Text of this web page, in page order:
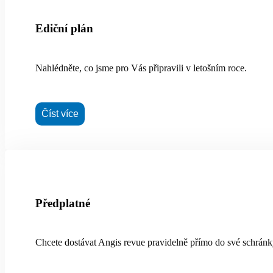
Ediční plán
Nahlédněte, co jsme pro Vás připravili v letošním roce.
Číst více
Předplatné
Chcete dostávat Angis revue pravidelně přímo do své